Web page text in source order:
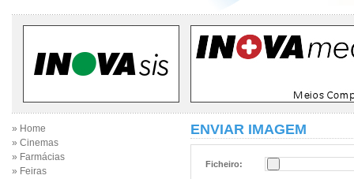
» Home
» Cinemas
» Farmácias
» Feiras
ENVIAR IMAGEM
Ficheiro: